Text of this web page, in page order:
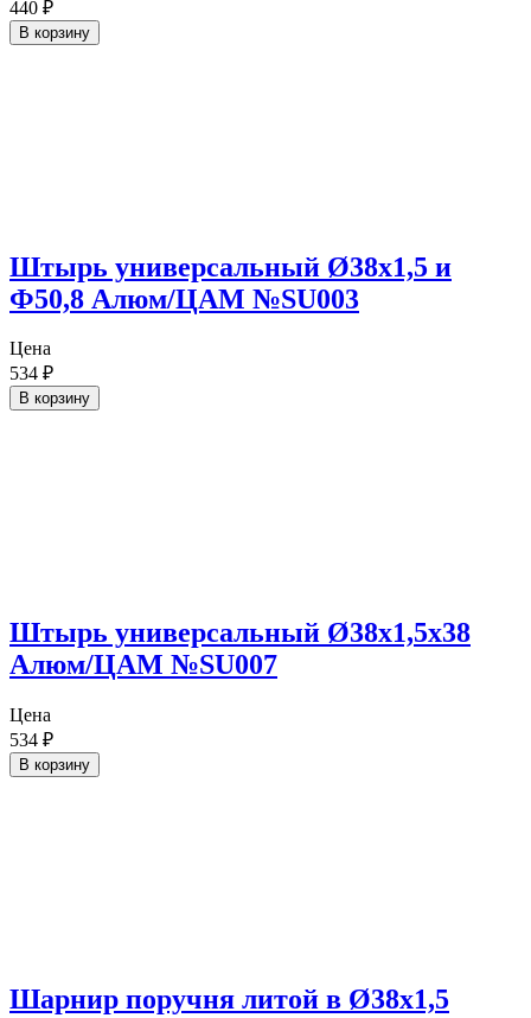
440 ₽
В корзину
Штырь универсальный Ø38х1,5 и
Ф50,8 Алюм/ЦАМ №SU003
Цена
534 ₽
В корзину
Штырь универсальный Ø38х1,5х38
Алюм/ЦАМ №SU007
Цена
534 ₽
В корзину
Шарнир поручня литой в Ø38х1,5